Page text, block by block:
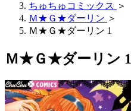
ちゅちゅコミックス ＞
Ｍ★Ｇ★ダーリン ＞
Ｍ★Ｇ★ダーリン 1
Ｍ★Ｇ★ダーリン 1